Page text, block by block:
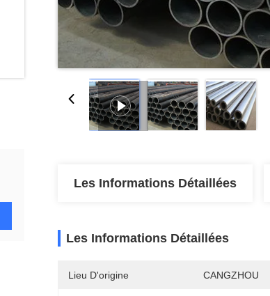
Les Informations Détaillées
Les Informations Détaillées
Lieu D'origine CANGZHOU